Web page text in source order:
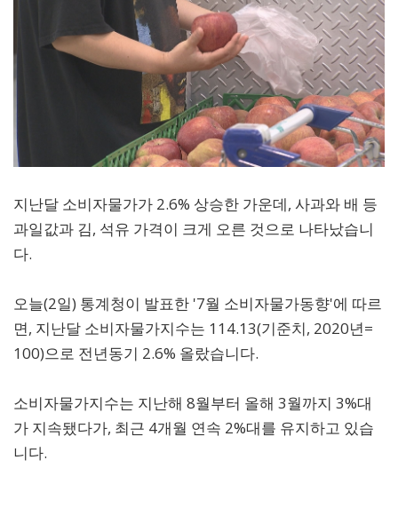
지난달 소비자물가가 2.6% 상승한 가운데, 사과와 배 등
과일값과 김, 석유 가격이 크게 오른 것으로 나타났습니
다.
오늘(2일) 통계청이 발표한 '7월 소비자물가동향'에 따르
면, 지난달 소비자물가지수는 114.13(기준치, 2020년=
100)으로 전년동기 2.6% 올랐습니다.
소비자물가지수는 지난해 8월부터 올해 3월까지 3%대
가 지속됐다가, 최근 4개월 연속 2%대를 유지하고 있습
니다.